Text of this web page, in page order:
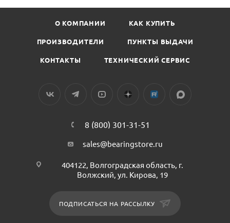
О КОМПАНИИ КАК КУПИТЬ
ПРОИЗВОДИТЕЛИ ПУНКТЫ ВЫДАЧИ
КОНТАКТЫ ТЕХНИЧЕСКИЙ СЕРВИС
8 (800) 301-31-51
sales@bearingstore.ru
404122, Волгоградская область, г.
Волжский, ул. Кирова, 19
ПОДПИСАТЬСЯ НА РАССЫЛКУ